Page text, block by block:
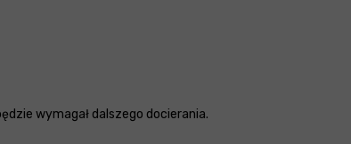
wymagał dalszego docierania.